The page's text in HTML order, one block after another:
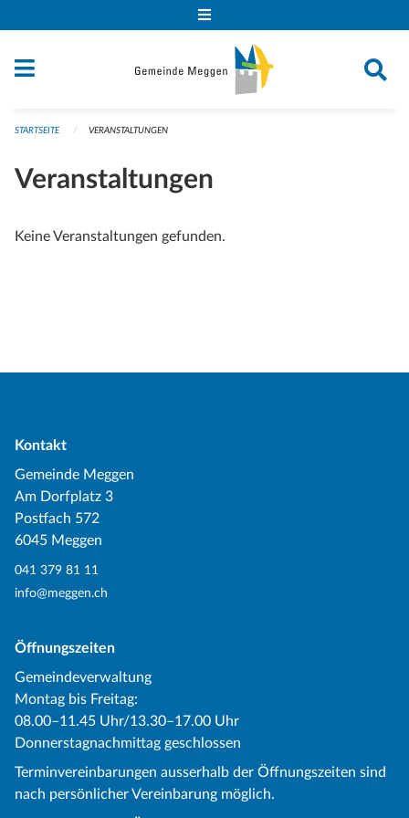
STARTSEITE VERANSTALTUNGEN
Veranstaltungen
Keine Veranstaltungen gefunden.
Kontakt
Gemeinde Meggen
Am Dorfplatz 3
Postfach 572
6045 Meggen
041 379 81 11
info@meggen.ch
Öffnungszeiten
Gemeindeverwaltung
Montag bis Freitag:
08.00–11.45 Uhr/13.30–17.00 Uhr
Donnerstagnachmittag geschlossen
Terminvereinbarungen ausserhalb der Öffnungszeiten sind
nach persönlicher Vereinbarung möglich.